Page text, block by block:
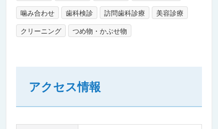
噛み合わせ
歯科検診 訪問歯科診療
美容診療
クリーニング
つめ物・かぶせ物
アクセス情報